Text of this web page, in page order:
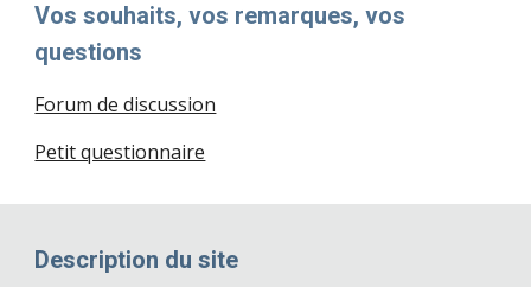
Vos souhaits, vos remarques, vos
questions
Forum de discussion
Petit questionnaire
Description du site